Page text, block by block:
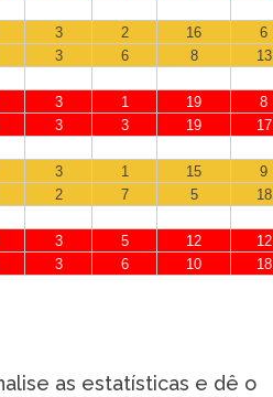
3 2 16
6
3 6 8
13
3 1 19
8
3 3 19
17
3 1 15
9
2 7 5
18
3 5 12
12
3 6 10 18
as estatísticas e dê o